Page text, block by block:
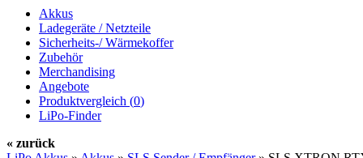
Akkus
Ladegeräte / Netzteile
Sicherheits-/ Wärmekoffer
Zubehör
Merchandising
Angebote
Produktvergleich (0)
LiPo-Finder
« zurück